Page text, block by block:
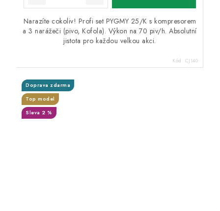
Narazíte cokoliv! Profi set PYGMY 25/K s kompresorem
a 3 narážeči (pivo, Kofola). Výkon na 70 piv/h. Absolutní
jistota pro každou velkou akci.
Kód: CJ140
Doprava zdarma
Top model
Sleva 2 %